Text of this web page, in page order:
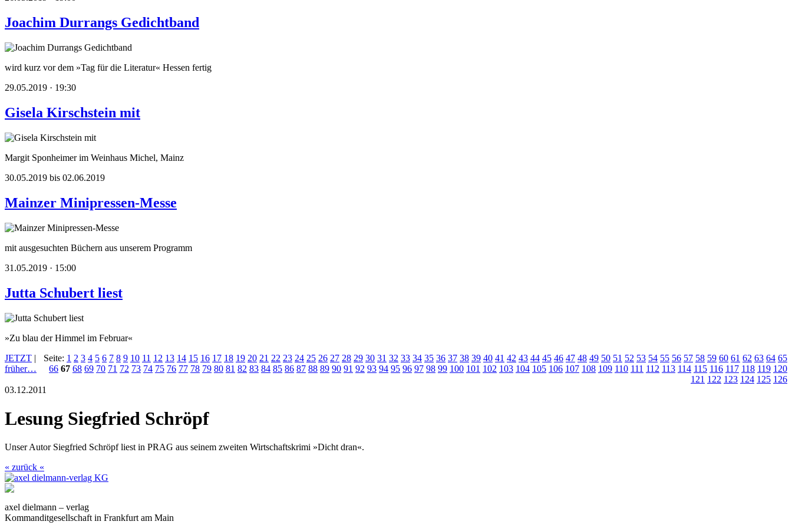
Joachim Durrangs Gedichtband
wird kurz vor dem »Tag für die Literatur« Hessen fertig
29.05.2019 · 19:30
Gisela Kirschstein mit
Margit Sponheimer im Weinhaus Michel, Mainz
30.05.2019 bis 02.06.2019
Mainzer Minipressen-Messe
mit ausgesuchten Büchern aus unserem Programm
31.05.2019 · 15:00
Jutta Schubert liest
»Zu blau der Himmel im Februar«
JETZT |
früher…
Seite: 1 2 3 4 5 6 7 8 9 10 11 12 13 14 15 16 17 18 19 20 21 22 23 24 25 26 27 28 29 30 31 32 33 34 35 36 37 38 39 40 41 42 43 44 45 46 47 48 49 50 51 52 53 54 55 56 57 58 59 60 61 62 63 64 65
66 67 68 69 70 71 72 73 74 75 76 77 78 79 80 81 82 83 84 85 86 87 88 89 90 91 92 93 94 95 96 97 98 99 100 101 102 103 104 105 106 107 108 109 110 111 112 113 114 115 116 117 118 119 120
121 122 123 124 125 126
03.12.2011
Lesung Siegfried Schröpf
Unser Autor Siegfried Schröpf liest in PRAG aus seinem zweiten Wirtschaftskrimi »Dicht dran«.
« zurück «
axel dielmann – verlag
Kommanditgesellschaft in Frankfurt am Main